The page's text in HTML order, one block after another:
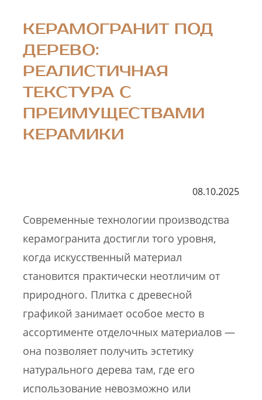
КЕРАМОГРАНИТ ПОД
ДЕРЕВО:
РЕАЛИСТИЧНАЯ
ТЕКСТУРА С
ПРЕИМУЩЕСТВАМИ
КЕРАМИКИ
08.10.2025
Современные технологии производства
керамогранита достигли того уровня,
когда искусственный материал
становится практически неотличим от
природного. Плитка с древесной
графикой занимает особое место в
ассортименте отделочных материалов —
она позволяет получить эстетику
натурального дерева там, где его
использование невозможно или